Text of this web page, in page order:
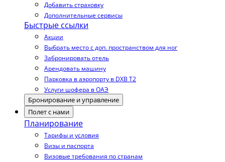
Добавить страховку
Дополнительные сервисы
Быстрые ссылки
Акции
Выбрать место с доп. пространством для ног
Забронировать отель
Арендовать машину
Парковка в аэропорту в DXB T2
Услуги шофера в ОАЭ
Бронирование и управление
Полет с нами
Планирование
Тарифы и условия
Визы и паспорта
Визовые требования по странам